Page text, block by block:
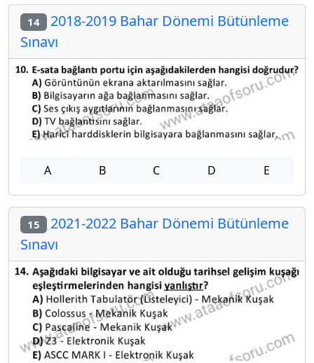
14 2018-2019 Bahar Dönemi Bütünleme
Sınavı
A B C D E
15 2021-2022 Bahar Dönemi Bütünleme
Sınavı